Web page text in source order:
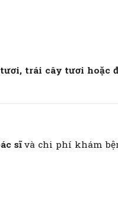
trái cây tươi hoặc
sĩvà chi phí khám